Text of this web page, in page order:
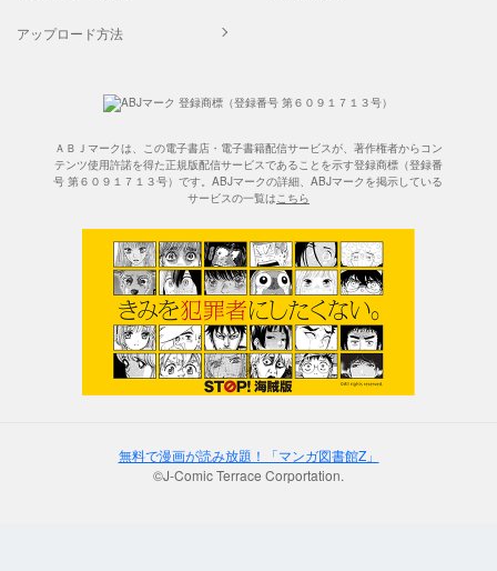
アップロード方法
ＡＢＪマークは、この電子書店・電子書籍配信サービスが、著作権者からコン
テンツ使用許諾を得た正規版配信サービスであることを示す登録商標（登録番
号 第６０９１７１３号）です。ABJマークの詳細、ABJマークを掲示している
サービスの一覧はこちら
無料で漫画が読み放題！「マンガ図書館Z」
©J-Comic Terrace Corportation.